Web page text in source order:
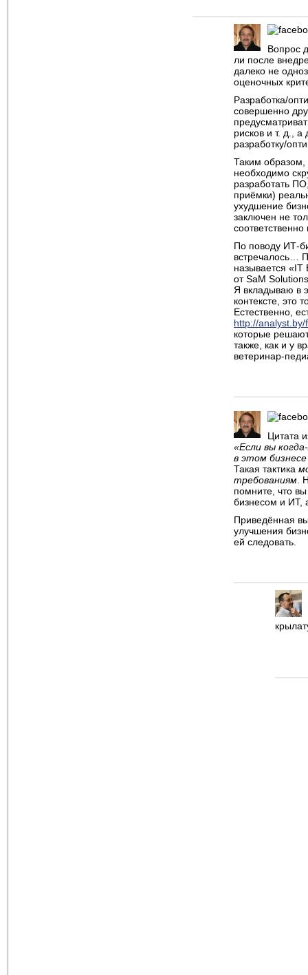
Вопрос
ли после
далеко не
оценочных
Разработка/
совершенно
рисков и т. д.,
разработку/
Таким
необходимо
разработать
приёмки)
ухудшение
заключен не
По поводу ИТ-
встречалось…
называется «IT
от SaM
Я вкладываю в
контексте, это
Естественно,
http://
которые
также, как и у
ветеринар-
Цитата
«Если вы
в этом
Такая тактика
требованиям .
помните, что
бизнесом и ИТ,
Приведённая
улучшения
ей следовать.